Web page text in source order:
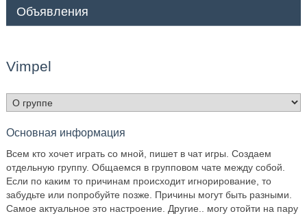
Объявления
Vimpel
Основная информация
Всем кто хочет играть со мной, пишет в чат игры. Создаем
отдельную группу. Общаемся в групповом чате между собой.
Если по каким то причинам происходит игнорирование, то
забудьте или попробуйте позже. Причины могут быть разными.
Самое актуальное это настроение. Другие.. могу отойти на пару